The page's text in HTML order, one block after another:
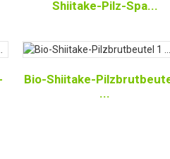
Shiitake-Pilz-Spa...
Bio-Shiitake-
...